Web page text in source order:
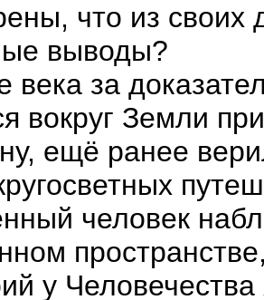
что из своих
выводы?
века за
вокруг Земли
ещё ранее
человек
у